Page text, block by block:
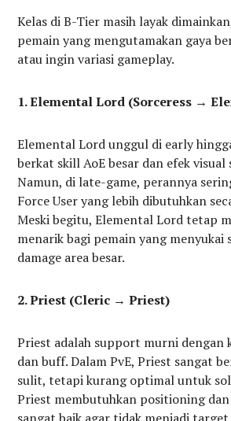
Kelas di B-Tier masih layak
pemain yang mengutamakan gaya
atau ingin variasi gameplay.
1. Elemental Lord (Sorceress →
Elemental Lord unggul di early
berkat skill AoE besar dan efek visual
Namun, di late-game, perannya
Force User yang lebih dibutuhkan
Meski begitu, Elemental Lord tetap
menarik bagi pemain yang menyukai
damage area besar.
2. Priest (Cleric → Priest)
Priest adalah support murni dengan
dan buff. Dalam PvE, Priest sangat
sulit, tetapi kurang optimal untuk
Priest membutuhkan positioning